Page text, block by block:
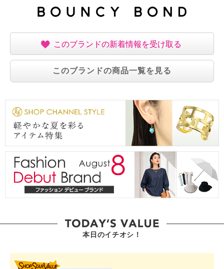
・長時間照射による変退色注意
・単品洗い
・摩擦による色落ち、色移り注意
・素材の特性上、多少の縮みあり
・毛玉が生じるおそれあり
・過度な力をかけない
・中性洗剤使用
【原産国（地）】
・中国製
このブランドの新着情報を受け取る
このブランドの商品一覧を見る
本日のイチオシ！